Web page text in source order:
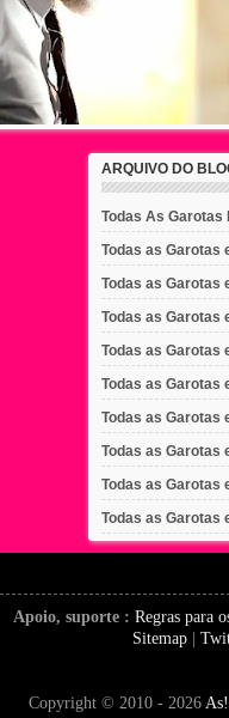
ARQUIVO DO
Todas As Garotas
Todas as Garotas
Todas as Garotas
Todas as Garotas
Todas as Garotas
Todas as Garotas
Todas as Garotas
Todas as Garotas
Todas as Garotas
Todas as Garotas
Apoio, suporte : Regras para
Sitemap
Copyright © 2010 - 2026